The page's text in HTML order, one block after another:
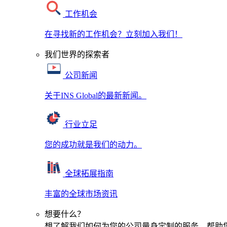
工作机会
在寻找新的工作机会？立刻加入我们！
我们世界的探索者
公司新闻
关于INS Global的最新新闻。
行业立足
您的成功就是我们的动力。
全球拓展指南
丰富的全球市场资讯
想要什么？